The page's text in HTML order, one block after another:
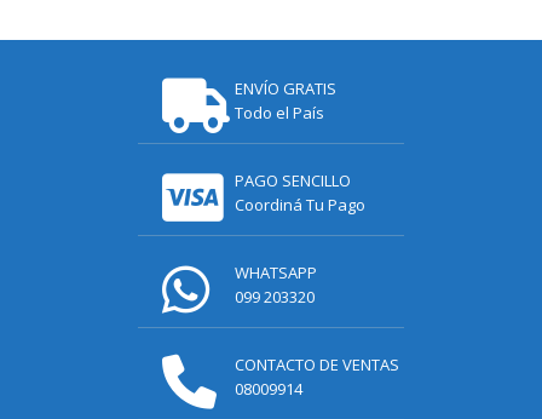
ENVÍO GRATIS
Todo el País
PAGO SENCILLO
Coordiná Tu Pago
WHATSAPP
099 203320
CONTACTO DE VENTAS
08009914